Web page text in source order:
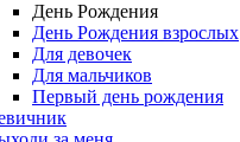
День Рождения
День Рождения взрослых
Для девочек
Для мальчиков
Первый день рождения